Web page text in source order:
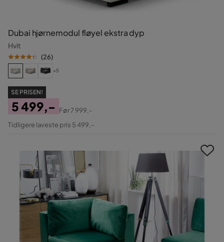
Dubai hjørnemodul fløyel ekstra dyp
Hvit
(26)
+5
SE PRISEN!
Pris
5 499,-
Original
Før7 999,-
Tidligere laveste pris 5 499,-